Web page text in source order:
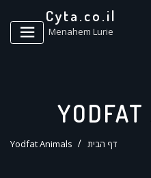
Cyta.co.il
Menahem Lurie
דף הבית Yodfat Animals